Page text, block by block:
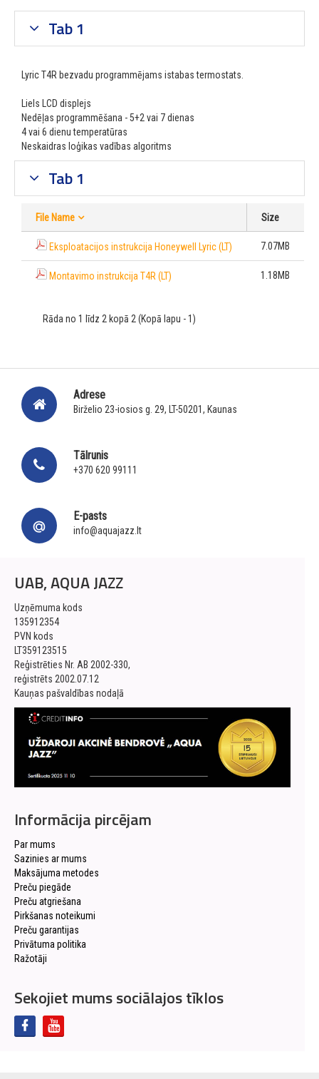
Tab 1
Lyric T4R bezvadu programmējams istabas termostats.
Liels LCD displejs
Nedēļas programmēšana - 5+2 vai 7 dienas
4 vai 6 dienu temperatūras
Neskaidras loģikas vadības algoritms
Tab 1
File Name Size
Eksploatacijos instrukcija Honeywell Lyric (LT) 7.07MB
Montavimo instrukcija T4R (LT) 1.18MB
Rāda no 1 līdz 2 kopā 2 (Kopā lapu - 1)
Adrese
Birželio 23-iosios g. 29, LT-50201, Kaunas
Tālrunis
+370 620 99111
E-pasts
info@aquajazz.lt
UAB, AQUA JAZZ
Uzņēmuma kods
135912354
PVN kods
LT359123515
Reģistrēties Nr. AB 2002-330,
reģistrēts 2002.07.12
Kauņas pašvaldības nodaļā
Informācija pircējam
Par mums
Sazinies ar mums
Maksājuma metodes
Preču piegāde
Preču atgriešana
Pirkšanas noteikumi
Preču garantijas
Privātuma politika
Ražotāji
Sekojiet mums sociālajos tīklos